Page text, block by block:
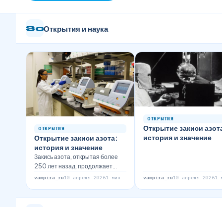
ScОткрытия и наука
ОТКРЫТИЯ
Открытие закиси азота:
история и значение
Закись азота, открытая более
250 лет назад, продолжает
оказывать влияние на медицину
vampira_ru10 апреля 20261 мин
ОТКРЫТИЯ
Открытие закиси
история и значение
vampira_ru10 апреля 20261